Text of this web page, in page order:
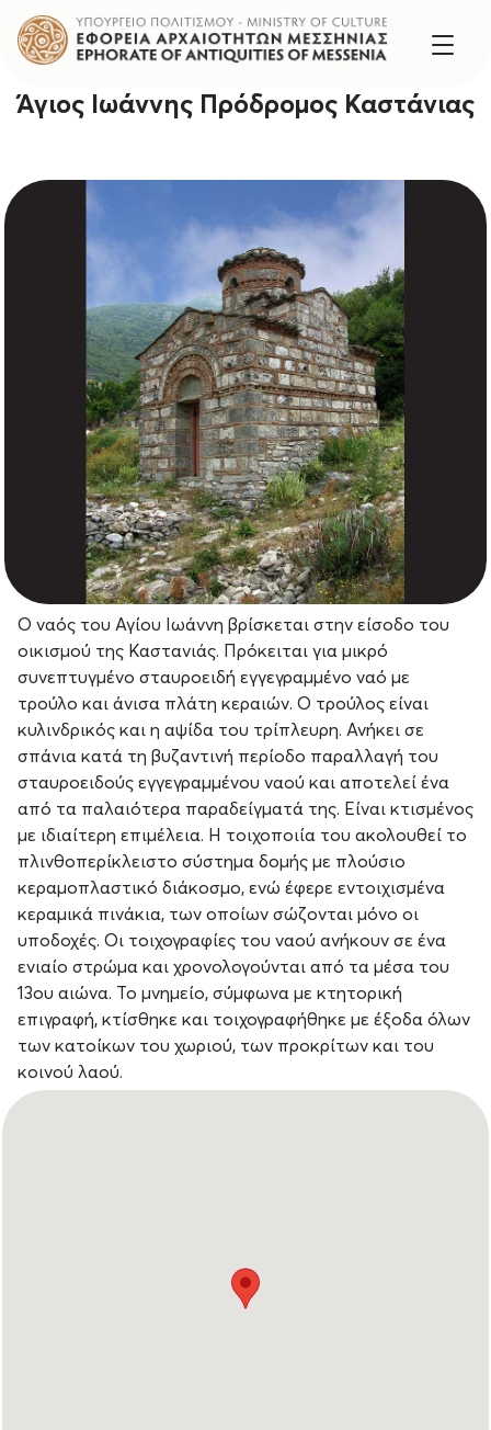
Άγιος Ιωάννης Πρόδρομος Καστάνιας
Ο ναός του Αγίου Ιωάννη βρίσκεται στην είσοδο του
οικισμού της Καστανιάς. Πρόκειται για μικρό
συνεπτυγμένο σταυροειδή εγγεγραμμένο ναό με
τρούλο και άνισα πλάτη κεραιών. Ο τρούλος είναι
κυλινδρικός και η αψίδα του τρίπλευρη. Ανήκει σε
σπάνια κατά τη βυζαντινή περίοδο παραλλαγή του
σταυροειδούς εγγεγραμμένου ναού και αποτελεί ένα
από τα παλαιότερα παραδείγματά της. Είναι κτισμένος
με ιδιαίτερη επιμέλεια. Η τοιχοποιία του ακολουθεί το
πλινθοπερίκλειστο σύστημα δομής με πλούσιο
κεραμοπλαστικό διάκοσμο, ενώ έφερε εντοιχισμένα
κεραμικά πινάκια, των οποίων σώζονται μόνο οι
υποδοχές. Οι τοιχογραφίες του ναού ανήκουν σε ένα
ενιαίο στρώμα και χρονολογούνται από τα μέσα του
13ου αιώνα. Το μνημείο, σύμφωνα με κτητορική
επιγραφή, κτίσθηκε και τοιχογραφήθηκε με έξοδα όλων
των κατοίκων του χωριού, των προκρίτων και του
κοινού λαού.